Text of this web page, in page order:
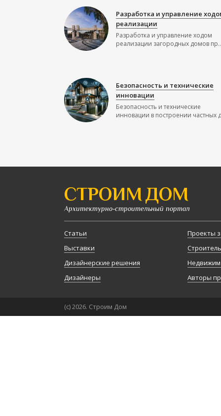
Разработка и управление
реализации
Разработка и управление ходом
реализации загородных домов
Безопасность и технические
инновации
Безопасность и технические
инновации в построении частных
СТРОИМ ДОМ
Архитектурно-строительный портал
Статьи
Выставки
Дизайнерские решения
Дизайнеры
Проекты
Авторы
(с) 2026. Строим Дом